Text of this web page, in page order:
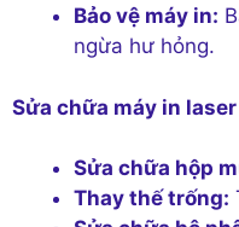
Bảo vệ máy in:
ngừa hư hỏng.
Sửa chữa máy in laser
Sửa chữa hộp
Thay thế trống: